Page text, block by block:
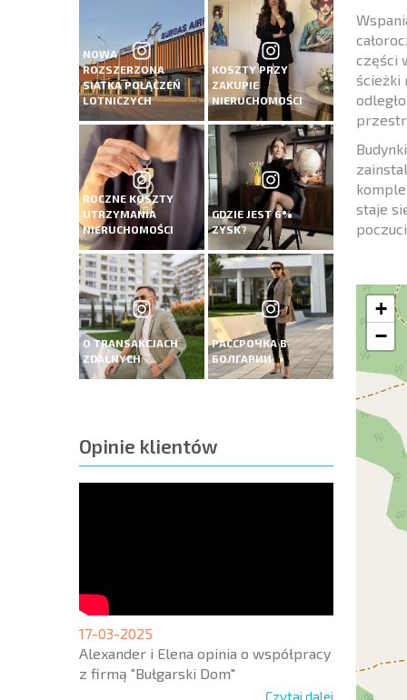
NOWA
ROZSZERZONA
SIATKA POŁĄCZEŃ
LOTNICZYCH
KOSZTY PRZY
ZAKUPIE
NIERUCHOMOŚCI
ROCZNE KOSZTY
UTRZYMANIA
NIERUCHOMOŚCI
GDZIE JEST 6%
ZYSK?
O TRANSAKCJACH
ZDALNYCH
РАССРОЧКА В
БОЛГАРИИ
Opinie klientów
17-03-2025
Alexander i Elena opinia o współpracy
z firmą "Bułgarski Dom"
Czytaj dalej
części
ścieżki
staje
+
−